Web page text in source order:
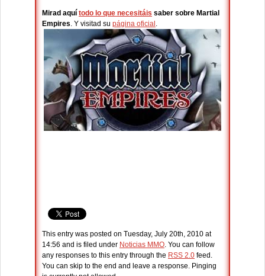
Mirad aquí todo lo que necesitáis saber sobre Martial
Empires. Y visitad su página oficial .
This entry was posted on Tuesday, July 20th, 2010 at
14:56 and is filed under Noticias MMO. You can follow
any responses to this entry through the RSS 2.0 feed.
You can skip to the end and leave a response. Pinging